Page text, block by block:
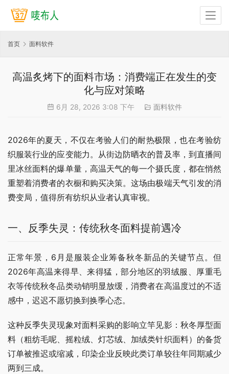
首页 面料软件
高温炙烤下的面料市场：消费端正在发生的变
化与应对策略
6月 28, 2026 3:08 下午 面料软件
2026年的夏天，不仅在考验人们的耐热极限，也在考验纺
织服装行业的应变能力。从街边防晒衣的普及率，到直播间
里冰丝面料的爆单量，高温天气的每一个摄氏度，都在悄然
重塑着消费者的衣橱和购买决策。这场由极端天气引发的消
费变局，值得所有纺织从业者认真审视。
一、反季失灵：传统秋冬面料提前遇冷
正常年景，6月是服装企业筹备秋冬新品的关键节点。但
2026年高温来得早、来得猛，部分地区的羽绒服、厚重毛
衣等传统秋冬品类动销明显放缓，消费者在高温度过的不适
感中，迟迟不愿切换到换季心态。
这种反季失灵现象对面料采购的影响立竿见影：秋冬厚型面
料（粗纺毛呢、摇粒绒、灯芯绒、加绒类针织面料）的备货
订单被推迟或缩减，印染企业反映此类订单较往年同期减少
两到三成。